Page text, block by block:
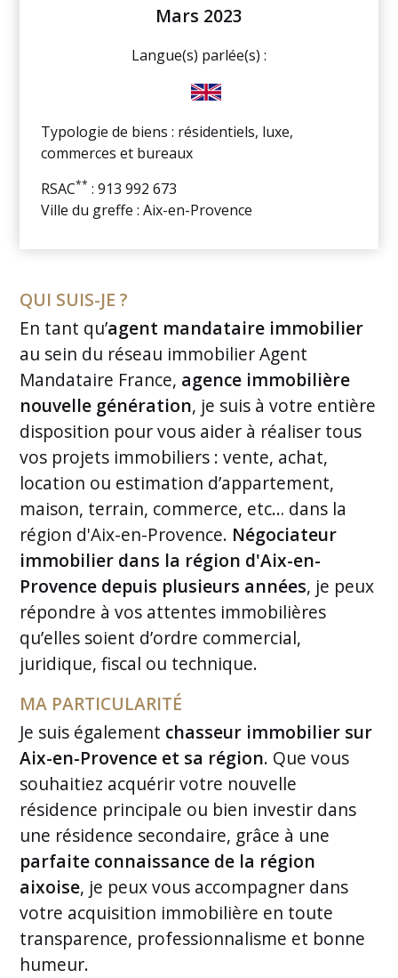
Mars 2023
Langue(s) parlée(s) :
Typologie de biens : résidentiels, luxe,
commerces et bureaux
RSAC** : 913 992 673
Ville du greffe : Aix-en-Provence
QUI SUIS-JE ?
En tant qu’agent mandataire immobilier
au sein du réseau immobilier Agent
Mandataire France, agence immobilière
nouvelle génération, je suis à votre entière
disposition pour vous aider à réaliser tous
vos projets immobiliers : vente, achat,
location ou estimation d’appartement,
maison, terrain, commerce, etc… dans la
région d'Aix-en-Provence. Négociateur
immobilier dans la région d'Aix-en-
Provence depuis plusieurs années, je peux
répondre à vos attentes immobilières
qu’elles soient d’ordre commercial,
juridique, fiscal ou technique.
MA PARTICULARITÉ
Je suis également chasseur immobilier sur
Aix-en-Provence et sa région. Que vous
souhaitiez acquérir votre nouvelle
résidence principale ou bien investir dans
une résidence secondaire, grâce à une
parfaite connaissance de la région
aixoise, je peux vous accompagner dans
votre acquisition immobilière en toute
transparence, professionnalisme et bonne
humeur.